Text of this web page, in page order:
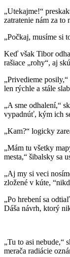
„Utekajme!“
zatratenie nám za to
„Počkaj, musíme si
Keď však Tibor
rašiace „rohy“, aj
„Privedieme
len rýchle a stále
„A sme odhalení,“
vypadnúť, kým ich
„Kam?“ logicky
„Mám tu všetky
mesta,“ šibalsky sa
„Aj my si veci
zložené v kúte,
„Po hrebení sa
Dáša návrh, ktorý
„Tu to asi nebude,“
merača radiácie